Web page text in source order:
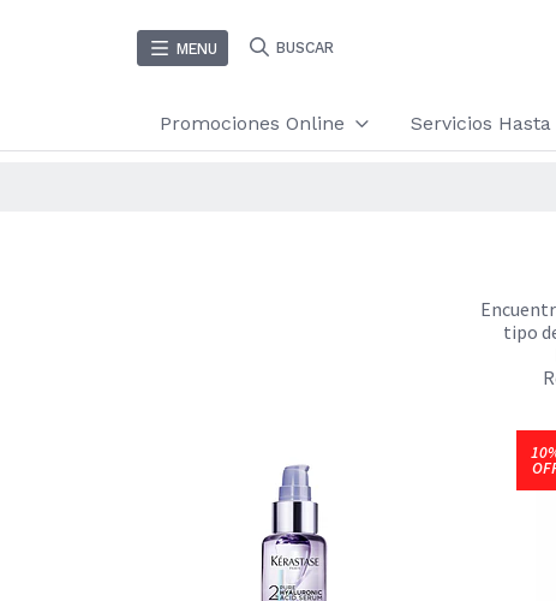
MENU BUSCAR
Promociones Online Servicios Hasta
tipo